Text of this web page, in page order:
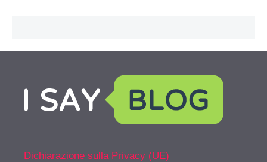
Dichiarazione sulla Privacy (UE)